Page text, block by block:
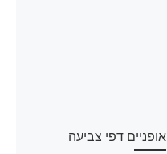
אופניים דפי צביעה